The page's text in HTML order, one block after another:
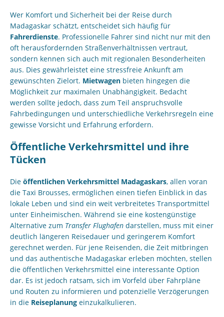
Wer Komfort und Sicherheit bei der Reise durch
Madagaskar schätzt, entscheidet sich häufig für
Fahrerdienste. Professionelle Fahrer sind nicht nur mit den
oft herausfordernden Straßenverhältnissen vertraut,
sondern kennen sich auch mit regionalen Besonderheiten
aus. Dies gewährleistet eine stressfreie Ankunft am
gewünschten Zielort. Mietwagen bieten hingegen die
Möglichkeit zur maximalen Unabhängigkeit. Bedacht
werden sollte jedoch, dass zum Teil anspruchsvolle
Fahrbedingungen und unterschiedliche Verkehrsregeln eine
gewisse Vorsicht und Erfahrung erfordern.
Öffentliche Verkehrsmittel und ihre
Tücken
Die öffentlichen Verkehrsmittel Madagaskars, allen voran
die Taxi Brousses, ermöglichen einen tiefen Einblick in das
lokale Leben und sind ein weit verbreitetes Transportmittel
unter Einheimischen. Während sie eine kostengünstige
Alternative zum Transfer Flughafen darstellen, muss mit einer
deutlich längeren Reisedauer und geringerem Komfort
gerechnet werden. Für jene Reisenden, die Zeit mitbringen
und das authentische Madagaskar erleben möchten, stellen
die öffentlichen Verkehrsmittel eine interessante Option
dar. Es ist jedoch ratsam, sich im Vorfeld über Fahrpläne
und Routen zu informieren und potenzielle Verzögerungen
in die Reiseplanung einzukalkulieren.